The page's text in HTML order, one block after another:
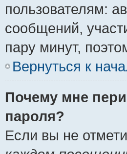
пользователям:
сообщений,
пару минут,
Вернуться к
Почему мне
пароля?
Если вы не